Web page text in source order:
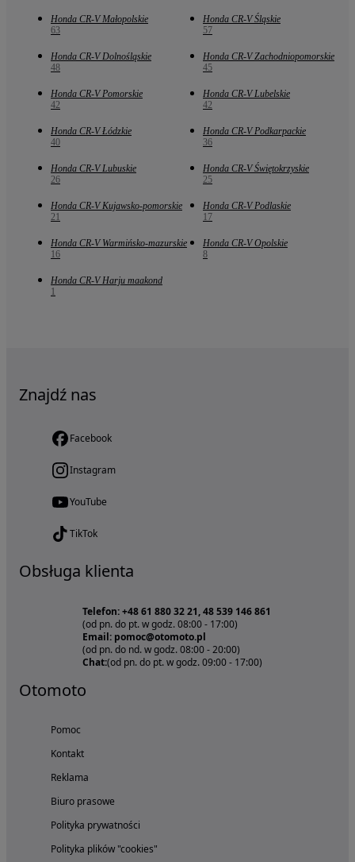
Honda CR-V Małopolskie
63
Honda CR-V Śląskie
57
Honda CR-V Dolnośląskie
48
Honda CR-V Zachodniopomorskie
45
Honda CR-V Pomorskie
42
Honda CR-V Lubelskie
42
Honda CR-V Łódzkie
40
Honda CR-V Podkarpackie
36
Honda CR-V Lubuskie
26
Honda CR-V Świętokrzyskie
25
Honda CR-V Kujawsko-pomorskie
21
Honda CR-V Podlaskie
17
Honda CR-V Warmińsko-mazurskie
16
Honda CR-V Opolskie
8
Honda CR-V Harju maakond
1
Znajdź nas
Facebook
Instagram
YouTube
TikTok
Obsługa klienta
Telefon: +48 61 880 32 21, 48 539 146 861
(od pn. do pt. w godz. 08:00 - 17:00)
Email: pomoc@otomoto.pl
(od pn. do nd. w godz. 08:00 - 20:00)
Chat:(od pn. do pt. w godz. 09:00 - 17:00)
Otomoto
Pomoc
Kontakt
Reklama
Biuro prasowe
Polityka prywatności
Polityka plików "cookies"